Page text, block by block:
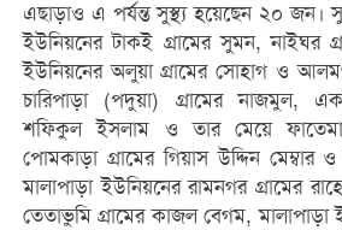
এছাড়াও এ পর্যন্ত সুস্থ্য হয়েছেন ২০ জন।
ইউনিয়নের টাকই গ্রামের সুমন, নাইঘর
ইউনিয়নের অলুয়া গ্রামের সোহাগ ও
চারিপাড়া (পদুয়া) গ্রামের নাজমুল,
শফিকুল ইসলাম ও তার মেয়ে
পোমকাড়া গ্রামের গিয়াস উদ্দিন মেম্বার ও
মালাপাড়া ইউনিয়নের রামনগর গ্রামের
তেতাভুমি গ্রামের কাজল বেগম, মালাপাড়া